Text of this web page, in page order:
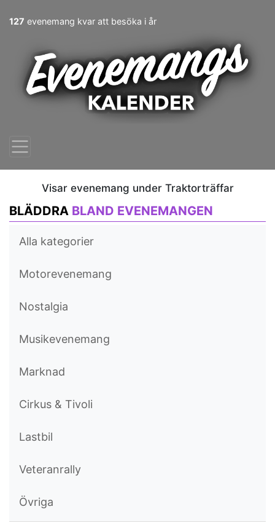
127 evenemang kvar att besöka i år
Visar evenemang under Traktorträffar
BLÄDDRA BLAND EVENEMANGEN
Alla kategorier
Motorevenemang
Nostalgia
Musikevenemang
Marknad
Cirkus & Tivoli
Lastbil
Veteranrally
Övriga